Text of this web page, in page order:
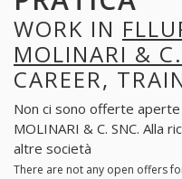
WORK IN
MOLINARI &
CAREER,
Non ci sono offerte aperte
MOLINARI & C. SNC. Alla
altre società
There are not any open offers for